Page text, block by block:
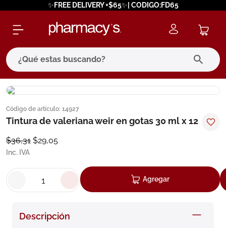
✨FREE DELIVERY +$65✨| CODIGO:FD65
¿Qué estas buscando?
Código de artículo: 14927
Tintura de valeriana weir en gotas 30 ml x 12
$36,31 $29,05
Inc. IVA
Agregar
Descripción
términos más buscados
1. eucerin
3 pilexil
cerave
7. degraler